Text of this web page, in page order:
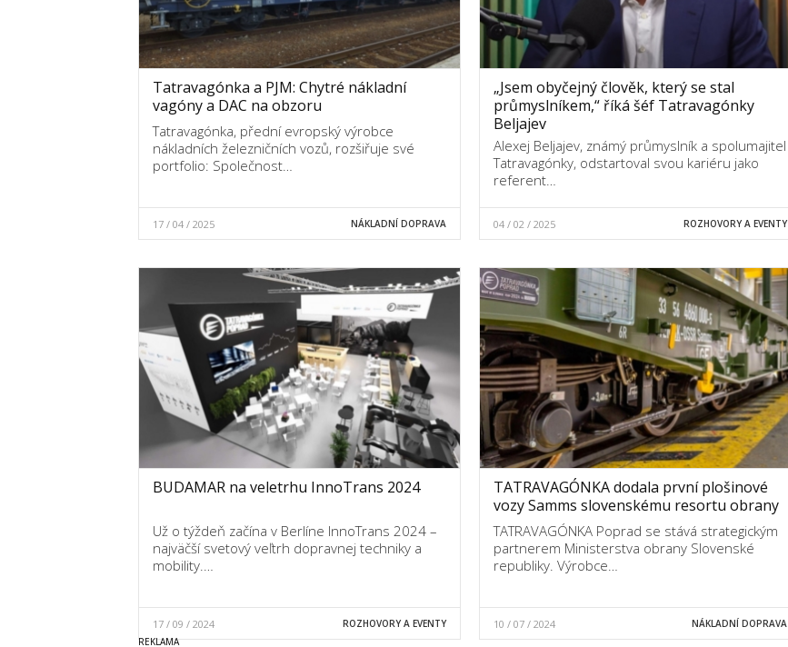
Tatravagónka a PJM: Chytré nákladní
vagóny a DAC na obzoru
Tatravagónka, přední evropský výrobce
nákladních železničních vozů, rozšiřuje své
portfolio: Společnost…
17 / 04 / 2025 NÁKLADNÍ DOPRAVA
„Jsem obyčejný člověk, který se stal
průmyslníkem,“ říká šéf Tatravagónky
Beljajev
Alexej Beljajev, známý průmyslník a spolumajitel
Tatravagónky, odstartoval svou kariéru jako
referent…
04 / 02 / 2025 ROZHOVORY A EVENTY
BUDAMAR na veletrhu InnoTrans 2024
Už o týždeň začína v Berlíne InnoTrans 2024 –
najväčší svetový veľtrh dopravnej techniky a
mobility.…
17 / 09 / 2024 ROZHOVORY A EVENTY
TATRAVAGÓNKA dodala první plošinové
vozy Samms slovenskému resortu obrany
TATRAVAGÓNKA Poprad se stává strategickým
partnerem Ministerstva obrany Slovenské
republiky. Výrobce…
10 / 07 / 2024 NÁKLADNÍ DOPRAVA